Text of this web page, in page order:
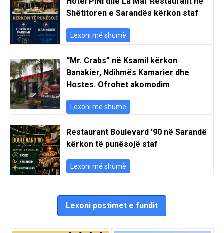
Shëtitoren e Sarandës kërkon staf
Lexoni më shumë
“Mr. Crabs” në Ksamil kërkon
Banakier, Ndihmës Kamarier dhe
Hostes. Ofrohet akomodim
Lexoni më shumë
Restaurant Boulevard ’90 në Sarandë
kërkon të punësojë staf
Lexoni më shumë
Lexoni postimet e fundit